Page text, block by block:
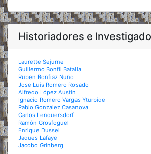
Historiadores e
Laurette Sejurne
Guillermo Bonfil Batalla
Ruben Bonfiaz Nuño
Jose Luis Romero Rosado
Alfredo López Austin
Ignacio Romero Vargas Yturbide
Pablo Gonzalez Casanova
Carlos Lenquersdorf
Ramón Grosfoguel
Enrique Dussel
Jaques Lafaye
Jacobo Grinberg